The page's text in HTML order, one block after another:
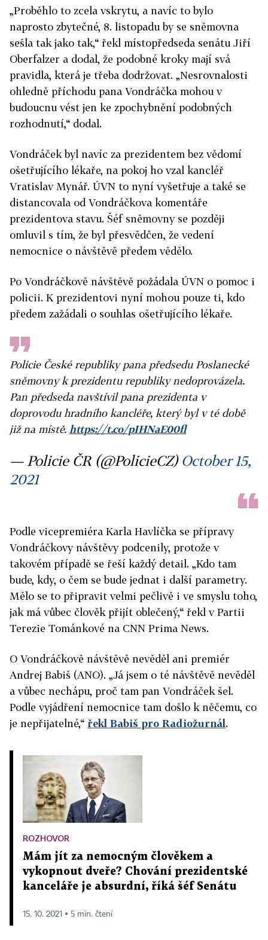
„Proběhlo to zcela vskrytu, a navíc to bylo
naprosto zbytečné, 8. listopadu by se sněmovna
sešla tak jako tak,“ řekl místopředseda senátu Jiří
Oberfalzer a dodal, že podobné kroky mají svá
pravidla, která je třeba dodržovat. „Nesrovnalosti
ohledně příchodu pana Vondráčka mohou v
budoucnu vést jen ke zpochybnění podobných
rozhodnutí,“ dodal.
Vondráček byl navíc za prezidentem bez vědomí
ošetřujícího lékaře, na pokoj ho vzal kancléř
Vratislav Mynář. ÚVN to nyní vyšetřuje a také se
distancovala od Vondráčkova komentáře
prezidentova stavu. Šéf sněmovny se později
omluvil s tím, že byl přesvědčen, že vedení
nemocnice o návštěvě předem vědělo.
Po Vondráčkově návštěvě požádala ÚVN o pomoc i
policii. K prezidentovi nyní mohou pouze ti, kdo
předem zažádali o souhlas ošetřujícího lékaře.
Policie České republiky pana předsedu Poslanecké
sněmovny k prezidentu republiky nedoprovázela.
Pan předseda navštívil pana prezidenta v
doprovodu hradního kancléře, který byl v té době
již na místě. https://t.co/pIHNaE00fl
— Policie ČR (@PolicieCZ) October 15,
2021
Podle vicepremiéra Karla Havlíčka se přípravy
Vondráčkovy návštěvy podcenily, protože v
takovém případě se řeší každý detail. „Kdo tam
bude, kdy, o čem se bude jednat i další parametry.
Mělo se to připravit velmi pečlivě i ve smyslu toho,
jak má vůbec člověk přijít oblečený,“ řekl v Partii
Terezie Tománkové na CNN Prima News.
O Vondráčkově návštěvě nevěděl ani premiér
Andrej Babiš (ANO). „Já jsem o té návštěvě nevěděl
a vůbec nechápu, proč tam pan Vondráček šel.
Podle vyjádření nemocnice tam došlo k něčemu, co
je nepřijatelné,“ řekl Babiš pro Radiožurnál.
ROZHOVOR
Mám jít za nemocným člověkem a
vykopnout dveře? Chování prezidentské
kanceláře je absurdní, říká šéf Senátu
15. 10. 2021 ▪ 5 min. čtení